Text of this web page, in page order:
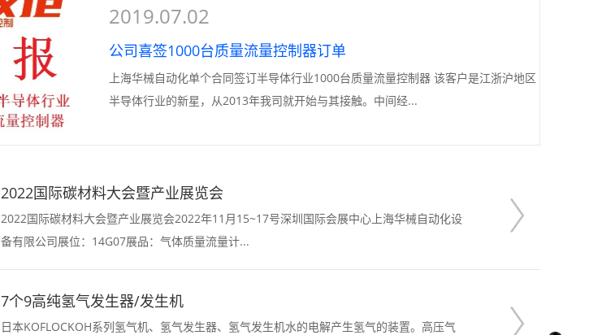
2019.07.02
公司喜签1000台质量流量控制器订单
上海华械自动化单个合同签订半导体行业1000台质量流量控制器 该客户是江浙沪地区
半导体行业的新星，从2013年我司就开始与其接触。中间经...
2022国际碳材料大会暨产业展览会
2022国际碳材料大会暨产业展览会2022年11月15~17号深圳国际会展中心上海华械自动化设
备有限公司展位：14G07展品：气体质量流量计...
7个9高纯氢气发生器/发生机
日本KOFLOCKOH系列氢气机、氢气发生器、氢气发生机水的电解产生氢气的装置。高压气